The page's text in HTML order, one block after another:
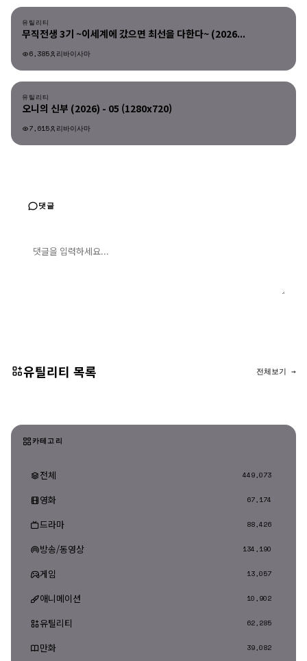
유틸리티
무직전생 3기 ~이세계에 갔으면 최선을 다한다~ (2026...
6,385 리바이사마
유틸리티
유틸리티
오니의 신부 (2026) - 05 (1280x720)
7,615 리바이사마
댓글
유틸리티 목록 전체보기 →
카테고리
전체 449,073
영화 67,174
드라마 88,426
방송/동영상 134,190
게임 13,057
애니메이션 10,902
유틸리티 62,285
만화 39,082